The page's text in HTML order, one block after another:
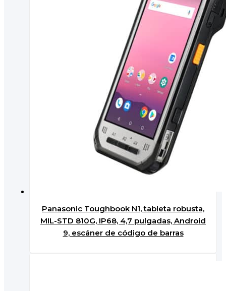
Panasonic Toughbook N1, tableta robusta,
MIL-STD 810G, IP68, 4,7 pulgadas, Android
9, escáner de código de barras